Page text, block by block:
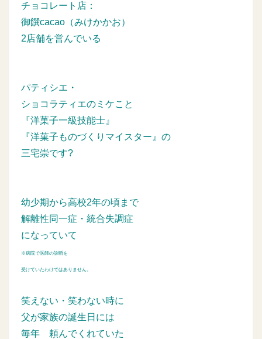
チョコレート店：
御饌cacao（みけかかお）
2店舗を営んでいる
パティシエ・
ショコラティエのミケこと
『洋菓子一級技能士』
『洋菓子ものづくりマイスター』の
三宅崇です?
幼少期から高校2年の頃まで
解離性同一症・統合失調症
になっていて
※病院で医師の診断を
受けていたわけではありません。
笑えない・笑わない時に
父が家族の誕生日には
毎年 頼んでくれていた